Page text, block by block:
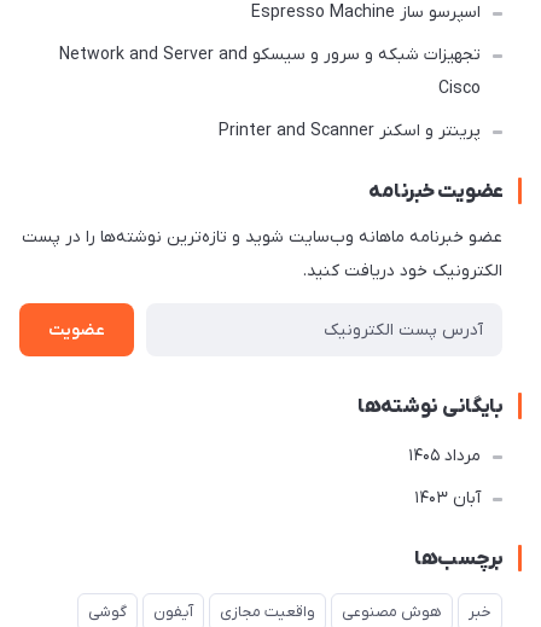
اسپرسو ساز Espresso Machine
تجهیزات شبکه و سرور و سیسکو Network and Server and
Cisco
پرینتر و اسکنر Printer and Scanner
عضویت خبرنامه
عضو خبرنامه ماهانه وب‌سایت شوید و تازه‌ترین نوشته‌ها را در پست
الکترونیک خود دریافت کنید.
عضویت
بایگانی نوشته‌ها
مرداد 1405
آبان 1403
برچسب‌ها
خبر هوش مصنوعی واقعیت مجازی آیفون گوشی